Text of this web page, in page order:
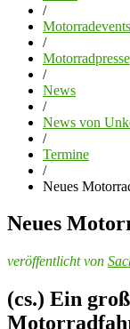
/
Motorradevents
/
Motorradpresse
/
News
/
News von
/
Termine
/
Neues
Neues
veröffentlicht von
(cs.) Ein